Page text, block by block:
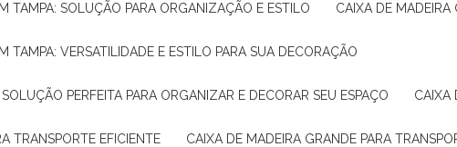
TAMPA: SOLUÇÃO PARA ORGANIZAÇÃO E ESTILO CAIXA DE
TAMPA: VERSATILIDADE E ESTILO PARA SUA DECORAÇÃO
PERFEITA PARA ORGANIZAR E DECORAR SEU ESPAÇO
TRANSPORTE EFICIENTE CAIXA DE MADEIRA GRANDE PARA